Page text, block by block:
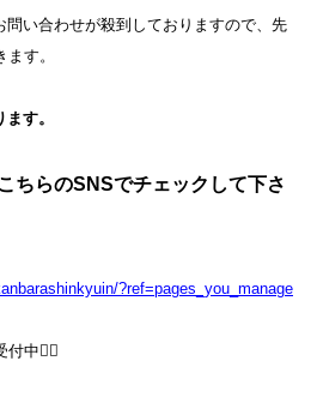
問い合わせが殺到しておりますので、先
す。
す。
ちらのSNSでチェックして下さ
?ref=pages_you_manage
付中💁‍♀️